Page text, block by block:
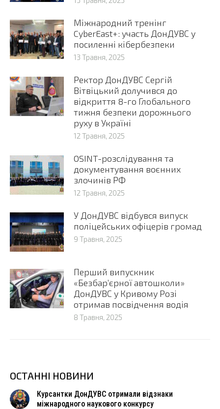
Міжнародний тренінг
CyberEast+: участь ДонДУВС у
посиленні кібербезпеки
13 Травня, 2025
Ректор ДонДУВС Сергій
Вітвіцький долучився до
відкриття 8-го Глобального
тижня безпеки дорожнього
руху в Україні
12 Травня, 2025
OSINT-розслідування та
документування воєнних
злочинів РФ
12 Травня, 2025
У ДонДУВС відбувся випуск
поліцейських офіцерів громад
9 Травня, 2025
Перший випускник
«Безбар’єрної автошколи»
ДонДУВС у Кривому Розі
отримав посвідчення водія
8 Травня, 2025
ОСТАННІ НОВИНИ
Курсантки ДонДУВС отримали відзнаки
міжнародного наукового конкурсу